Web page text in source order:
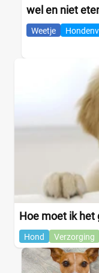
wel en niet
Weetje
Hoe moet ik het
Hond Verzorging